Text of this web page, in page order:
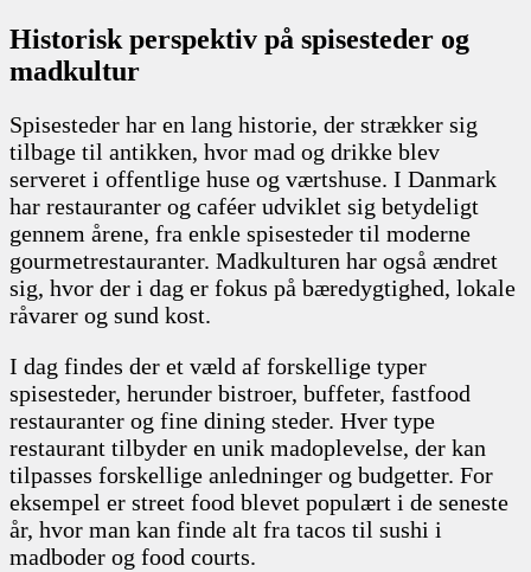
Historisk perspektiv på spisesteder og
madkultur
Spisesteder har en lang historie, der strækker sig
tilbage til antikken, hvor mad og drikke blev
serveret i offentlige huse og værtshuse. I Danmark
har restauranter og caféer udviklet sig betydeligt
gennem årene, fra enkle spisesteder til moderne
gourmetrestauranter. Madkulturen har også ændret
sig, hvor der i dag er fokus på bæredygtighed, lokale
råvarer og sund kost.
I dag findes der et væld af forskellige typer
spisesteder, herunder bistroer, buffeter, fastfood
restauranter og fine dining steder. Hver type
restaurant tilbyder en unik madoplevelse, der kan
tilpasses forskellige anledninger og budgetter. For
eksempel er street food blevet populært i de seneste
år, hvor man kan finde alt fra tacos til sushi i
madboder og food courts.